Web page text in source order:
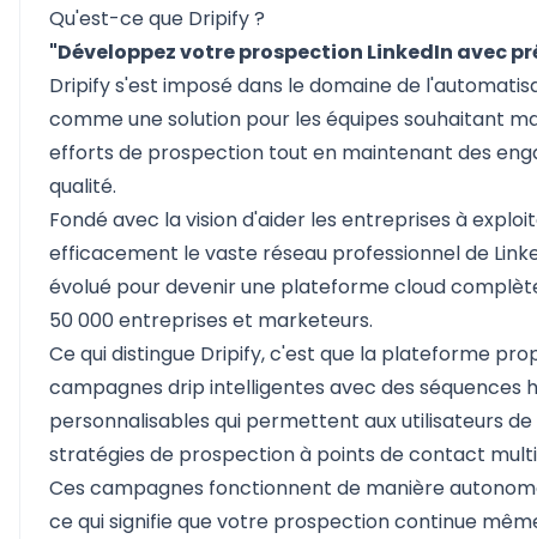
Qu'est-ce que Dripify ?
"Développez votre prospection LinkedIn avec
Dripify s'est imposé dans le domaine de
comme une solution pour les équipes souhaitant
efforts de prospection tout en maintenant des
qualité.
Fondé avec la vision d'aider les entreprises à
efficacement le vaste réseau professionnel de
évolué pour devenir une plateforme cloud
50 000 entreprises et marketeurs.
Ce qui distingue Dripify, c'est que la plateforme
campagnes drip intelligentes avec des séquences
personnalisables qui permettent aux utilisateurs
stratégies de prospection à points de contact
Ces campagnes fonctionnent de manière
ce qui signifie que votre prospection continue